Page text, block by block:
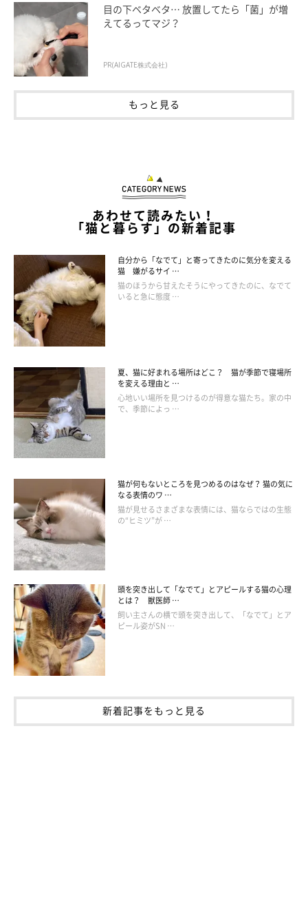
目の下ベタベタ… 放置してたら「菌」が増
えてるってマジ？
PR(AIGATE株式会社)
もっと見る
あわせて読みたい！
「猫と暮らす」の新着記事
自分から「なでて」と寄ってきたのに気分を変える
猫 嫌がるサイ …
猫のほうから甘えたそうにやってきたのに、なでて
いると急に態度 …
夏、猫に好まれる場所はどこ？ 猫が季節で寝場所
を変える理由と …
心地いい場所を見つけるのが得意な猫たち。家の中
で、季節によっ …
猫が何もないところを見つめるのはなぜ？ 猫の気に
なる表情のワ …
猫が見せるさまざまな表情には、猫ならではの生態
の“ヒミツ”が …
頭を突き出して「なでて」とアピールする猫の心理
とは？ 獣医師 …
飼い主さんの横で頭を突き出して、「なでて」とア
ピール姿がSN …
新着記事をもっと見る